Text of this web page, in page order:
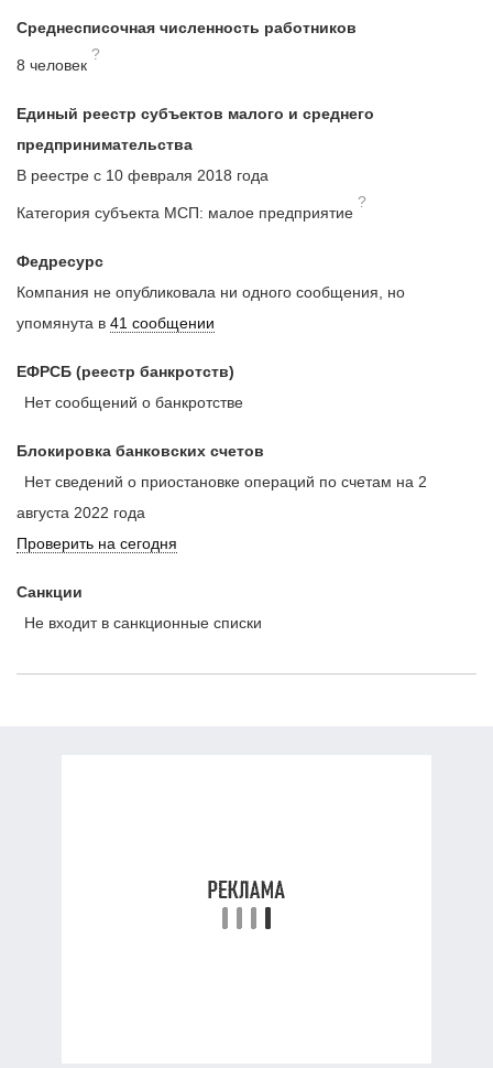
Среднесписочная численность работников
8 человек
?
Единый реестр субъектов малого и среднего
предпринимательства
В реестре с 10 февраля 2018 года
Категория субъекта МСП: малое предприятие
?
Федресурс
Компания не опубликовала ни одного сообщения, но
упомянута в 41 сообщении
ЕФРСБ (реестр банкротств)
Нет сообщений о банкротстве
Блокировка банковских счетов
Нет сведений о приостановке операций по счетам на 2
августа 2022 года
Проверить на сегодня
Санкции
Не входит в санкционные списки